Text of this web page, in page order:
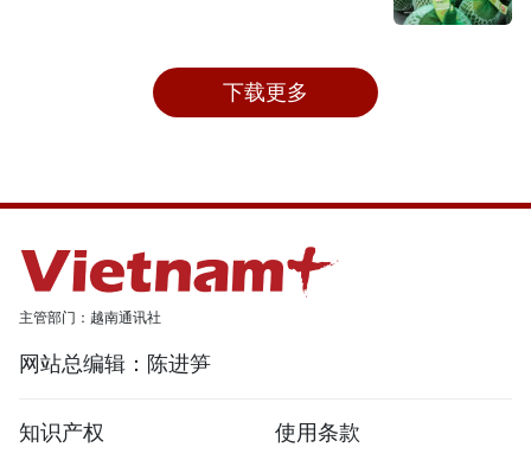
下载更多
主管部门：越南通讯社
网站总编辑：陈进笋
知识产权 使用条款